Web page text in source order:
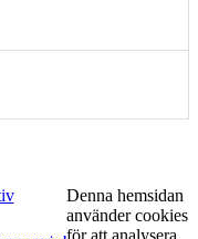
Denna hemsidan
använder cookies